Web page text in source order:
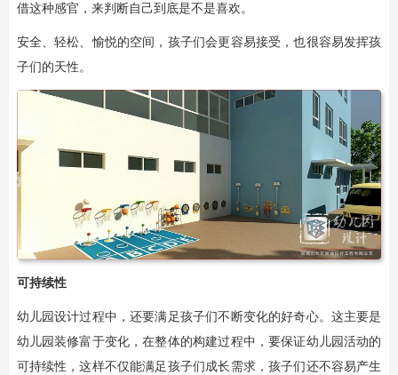
借这种感官，来判断自己到底是不是喜欢。
安全、轻松、愉悦的空间，孩子们会更容易接受，也很容易发挥孩
子们的天性。
可持续性
幼儿园设计过程中，还要满足孩子们不断变化的好奇心。这主要是
幼儿园装修富于变化，在整体的构建过程中，要保证幼儿园活动的
可持续性，这样不仅能满足孩子们成长需求，孩子们还不容易产生